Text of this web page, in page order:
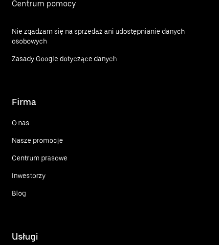
Centrum pomocy
Nie zgadzam się na sprzedaż ani udostępnianie danych
osobowych
Zasady Google dotyczące danych
Firma
O nas
Nasze promocje
Centrum prasowe
Inwestorzy
Blog
Usługi